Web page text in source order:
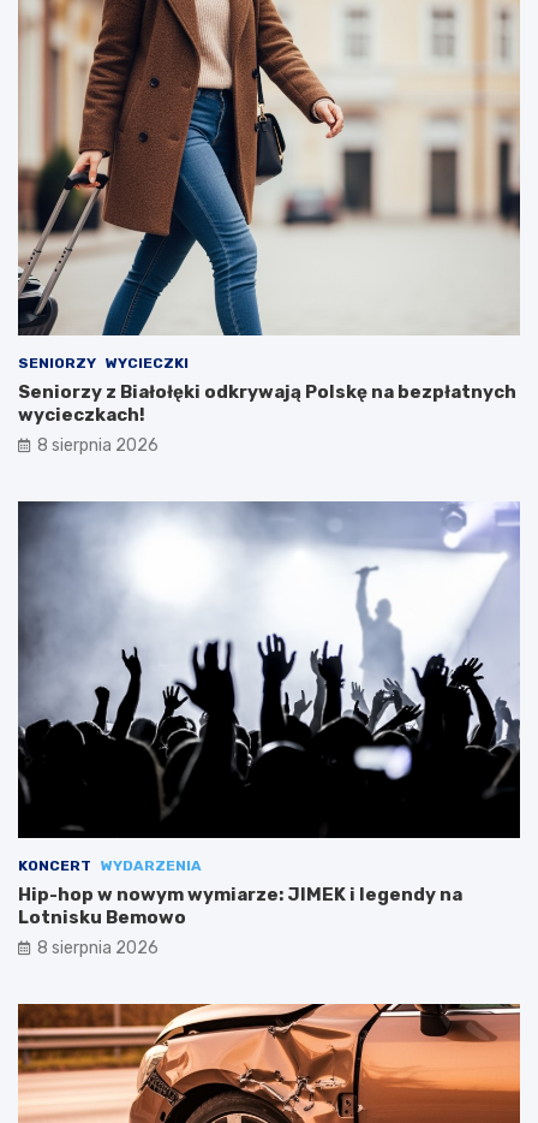
SENIORZY WYCIECZKI
Seniorzy z Białołęki odkrywają Polskę na bezpłatnych
wycieczkach!
8 sierpnia 2026
KONCERT WYDARZENIA
Hip-hop w nowym wymiarze: JIMEK i legendy na
Lotnisku Bemowo
8 sierpnia 2026